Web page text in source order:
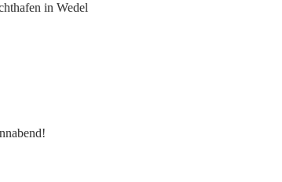
in Wedel